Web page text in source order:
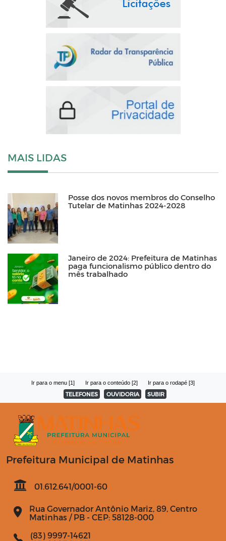
MAIS LIDAS
Posse dos novos membros do Conselho
Tutelar de Matinhas 2024-2028
Janeiro de 2024: Prefeitura de Matinhas
paga funcionalismo público dentro do
mês trabalhado
Ir para o menu [1] Ir para o conteúdo [2] Ir para o rodapé [3]
TELEFONES OUVIDORIA SUBIR
Prefeitura Municipal de Matinhas
01.612.641/0001-60
Rua Governador Antônio Mariz, 89, Centro
Matinhas / PB - CEP: 58128-000
(83) 9997-14621